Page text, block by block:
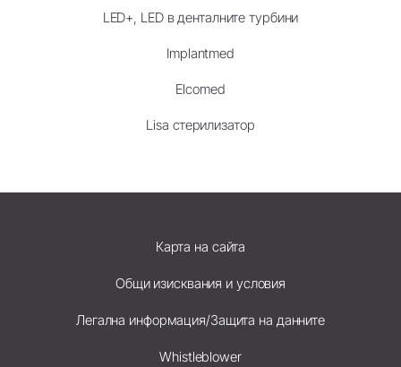
LED+, LED в денталните турбини
Implantmed
Elcomed
Lisa стерилизатор
Карта на сайта
Общи изисквания и условия
Легална информация/Защита на данните
Whistleblower